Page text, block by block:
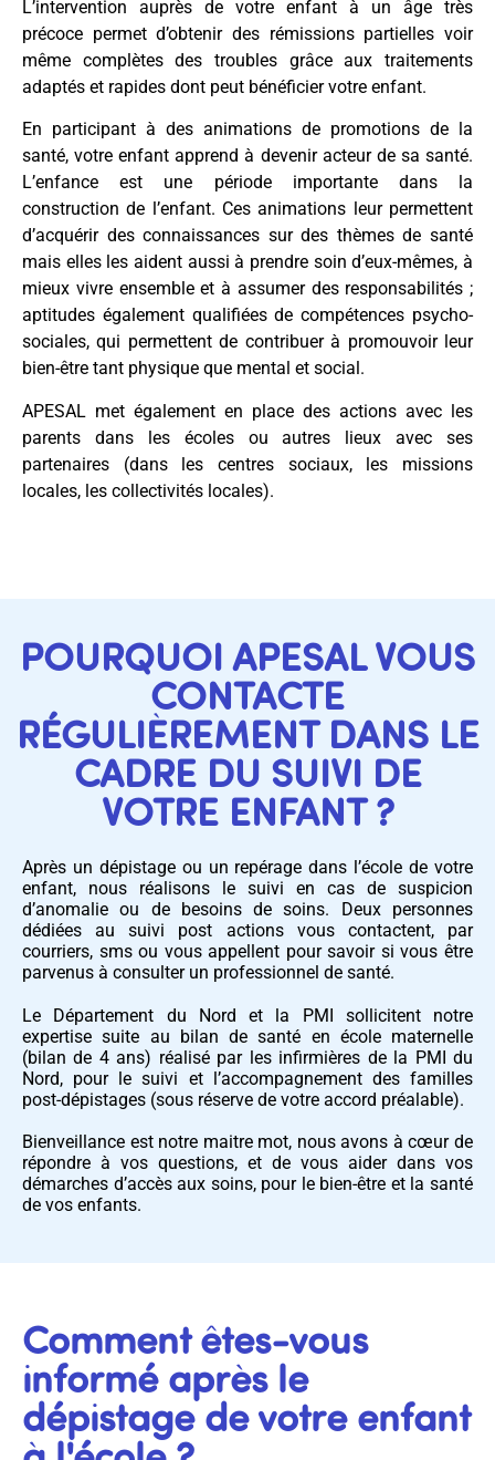
L’intervention auprès de votre enfant à un âge très
précoce permet d’obtenir des rémissions partielles voir
même complètes des troubles grâce aux traitements
adaptés et rapides dont peut bénéficier votre enfant.
En participant à des animations de promotions de la
santé, votre enfant apprend à devenir acteur de sa santé.
L’enfance est une période importante dans la
construction de l’enfant. Ces animations leur permettent
d’acquérir des connaissances sur des thèmes de santé
mais elles les aident aussi à prendre soin d’eux-mêmes, à
mieux vivre ensemble et à assumer des responsabilités ;
aptitudes également qualifiées de compétences psycho-
sociales, qui permettent de contribuer à promouvoir leur
bien-être tant physique que mental et social.
APESAL met également en place des actions avec les
parents dans les écoles ou autres lieux avec ses
partenaires (dans les centres sociaux, les missions
locales, les collectivités locales).
POURQUOI APESAL VOUS
CONTACTE
RÉGULIÈREMENT DANS LE
CADRE DU SUIVI DE
VOTRE ENFANT ?
Après un dépistage ou un repérage dans l’école de votre
enfant, nous réalisons le suivi en cas de suspicion
d’anomalie ou de besoins de soins. Deux personnes
dédiées au suivi post actions vous contactent, par
courriers, sms ou vous appellent pour savoir si vous être
parvenus à consulter un professionnel de santé.
Le Département du Nord et la PMI sollicitent notre
expertise suite au bilan de santé en école maternelle
(bilan de 4 ans) réalisé par les infirmières de la PMI du
Nord, pour le suivi et l’accompagnement des familles
post-dépistages (sous réserve de votre accord préalable).
Bienveillance est notre maitre mot, nous avons à cœur de
répondre à vos questions, et de vous aider dans vos
démarches d’accès aux soins, pour le bien-être et la santé
de vos enfants.
Comment êtes-vous
informé après le
dépistage de votre enfant